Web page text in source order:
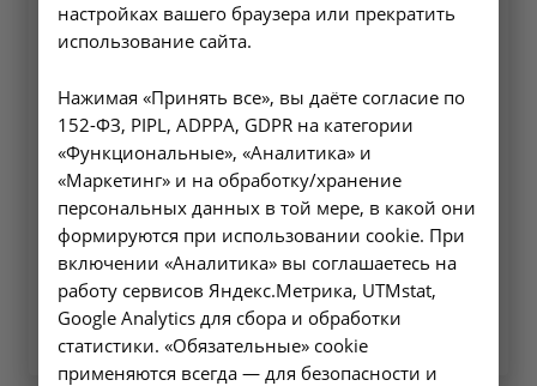
Позвоните или напишите нам в чат.
касательно работы нашей клиники.
Телефон
+7 (495) 320-77-97
E-mail
info@niicm.ru
Написать сообщение
настройках вашего браузера или прекратить
использование сайта.
Нажимая «Принять все», вы даёте согласие по
152-ФЗ, PIPL, ADPPA, GDPR на категории
«Функциональные», «Аналитика» и
«Маркетинг» и на обработку/хранение
персональных данных в той мере, в какой они
формируются при использовании cookie. При
включении «Аналитика» вы соглашаетесь на
работу сервисов Яндекс.Метрика, UTMstat,
Google Analytics для сбора и обработки
статистики. «Обязательные» cookie
применяются всегда — для безопасности и